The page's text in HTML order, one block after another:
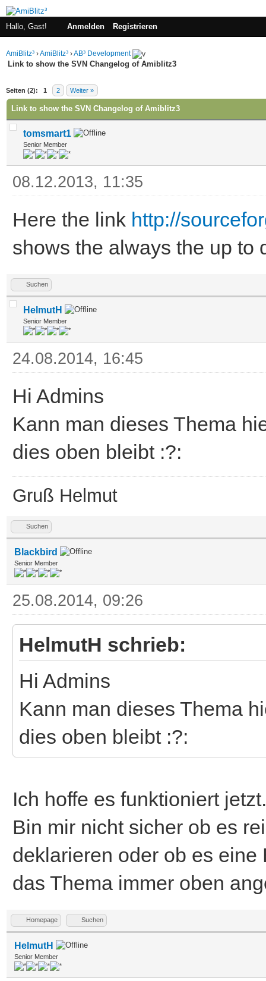
Hallo, Gast! Anmelden Registrieren
AmiBlitz³ ›AmiBlitz³ ›AB³ Development
Link to show the SVN Changelog of Amiblitz3
Seiten (2): 1 2 Weiter »
Durchschnitt
Link to show the SVN Changelog of Amiblitz3
tomsmart1
Senior Member
08.12.2013, 11:35
Here the link http://
shows the always the up to
Suchen
HelmutH
Senior Member
24.08.2014, 16:45
Hi Admins
Kann man dieses Thema
dies oben bleibt :?:
Gruß Helmut
Suchen
Blackbird
Senior Member
25.08.2014, 09:26
HelmutH schrieb:
Hi Admins
Kann man dieses Thema
dies oben bleibt :?:
Ich hoffe es funktioniert
Bin mir nicht sicher ob es
deklarieren oder ob es
das Thema immer oben
Homepage Suchen
HelmutH
Senior Member